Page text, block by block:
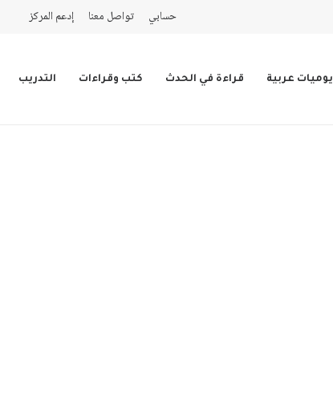
حسابي تواصل معنا إدعم المركز
يوميات عربية قراءة في الحدث كتب وقراءات التدريب